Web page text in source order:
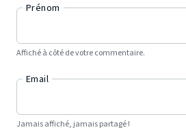
Prénom
Affiché à côté de votre commentaire.
Email
Jamais affiché, jamais partagé !